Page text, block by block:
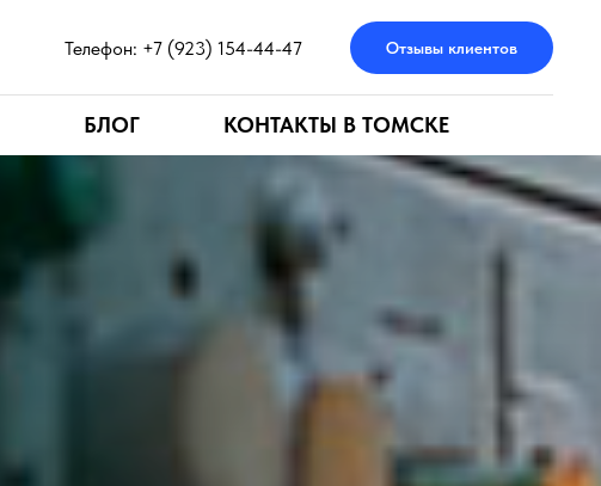
Телефон: +7 (923) 154-44-47 Отзывы клиентов
БЛОГ КОНТАКТЫ В ТОМСКЕ